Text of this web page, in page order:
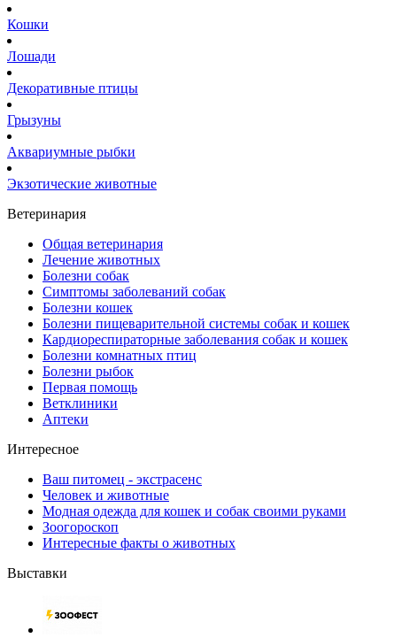
Кошки
Лошади
Декоративные птицы
Грызуны
Аквариумные рыбки
Экзотические животные
Ветеринария
Общая ветеринария
Лечение животных
Болезни собак
Симптомы заболеваний собак
Болезни кошек
Болезни пищеварительной системы собак и кошек
Кардиореспираторные заболевания собак и кошек
Болезни комнатных птиц
Болезни рыбок
Первая помощь
Ветклиники
Аптеки
Интересное
Ваш питомец - экстрасенс
Человек и животные
Модная одежда для кошек и собак своими руками
Зоогороскоп
Интересные факты о животных
Выставки